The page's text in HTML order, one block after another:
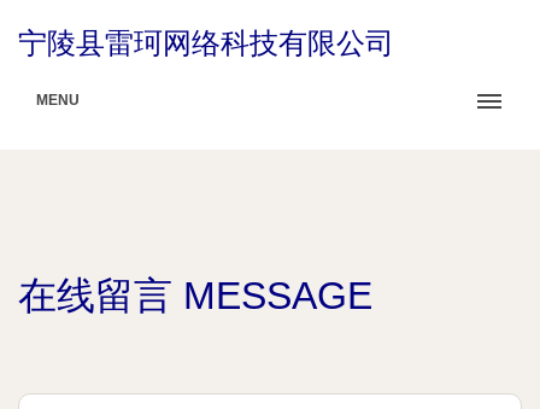
宁陵县雷珂网络科技有限公司
MENU
在线留言 MESSAGE